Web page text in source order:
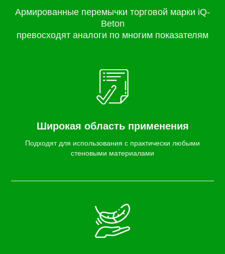
Армированные перемычки торговой марки iQ-
Beton
превосходят аналоги по многим показателям
Широкая область применения
Подходят для использования с практически любыми
стеновыми материалами